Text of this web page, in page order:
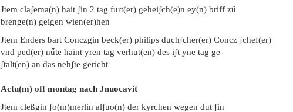
Jtem claʃema(n) hait ʃin 2 tag furt(er) geheiʃch(e)n ey(n) briff zű
brenge(n) geigen wien(er)hen
Jtem Enders bart Conczgin beck(er) philips duchʃcher(er) Concz ʃchef(er)
vnd ped(er) nűte haint yren tag verhut(en) des iʃt yne tag ge-
ʃtalt(en) an das nehʃte gericht
Actu(m) off montag nach Jnuocavit
Jtem cleßgin ʃo(m)merlin alʃuo(n) der kyrchen wegen dut ʃin